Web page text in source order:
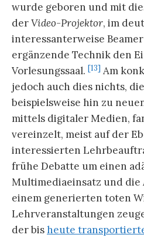
wurde geboren und mit
derVideo-Projektor, im
interessanterweise
ergänzende Technik den
Vorlesungssaal. [13] Am
jedoch auch dies nichts,
beispielsweise hin zu
mittels digitaler Medien,
vereinzelt, meist auf der
interessierten
frühe Debatte um einen
Multimediaeinsatz und die
einem generierten toten
Lehrveranstaltungen
der bisheute